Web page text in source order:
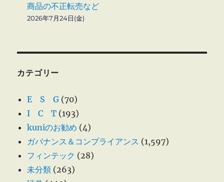
商品の不正転売など
2026年7月24日(金)
カテゴリー
E S G (70)
I C T (193)
kuniのお勧め (4)
ガバナンス＆コンプライアンス (1,597)
フィンテック (28)
未分類 (263)